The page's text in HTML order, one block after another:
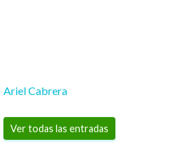
Ariel Cabrera
Ver todas las entradas